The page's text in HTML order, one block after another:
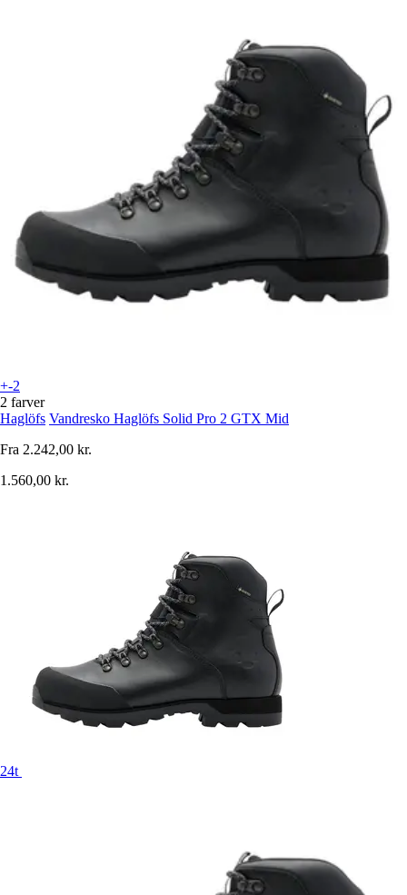
+-2
2 farver
Haglöfs Vandresko Haglöfs Solid Pro 2 GTX Mid
Fra 2.242,00 kr.
1.560,00 kr.
24t